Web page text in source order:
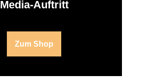
Media-Auftritt
Zum Shop